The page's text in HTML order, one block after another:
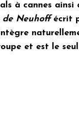
à cannes ainsi
de Neuhoffécrit
et est le